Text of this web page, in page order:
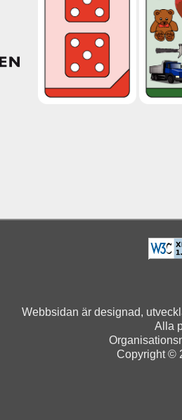
Webbsidan är designad,
Alla
Copyright ©